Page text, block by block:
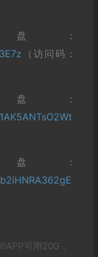
：
（访问码：
：
：
APP可用20G，